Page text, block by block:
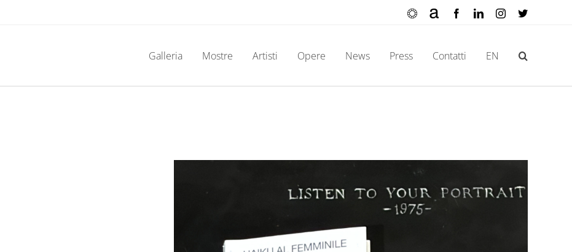
OculaArtnet FacebookLinkedInInstagram
X
Galleria Mostre Artisti Opere News Press Contatti EN